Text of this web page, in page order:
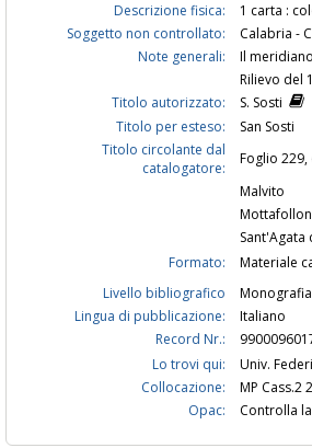
Descrizione fisica:
1 carta :
Soggetto non controllato:
Calabria -
Note generali:
Il
Rilievo del
Titolo autorizzato:
S. Sosti
Titolo per esteso:
San Sosti
Titolo circolante dal
catalogatore:
Foglio
Malvito
Sant'Agata
Formato:
Materiale
Livello bibliografico
Monografia
Lingua di pubblicazione:
Italiano
Record Nr.:
Lo trovi qui:
Univ.
Collocazione:
MP Cass.2
Opac:
Controlla